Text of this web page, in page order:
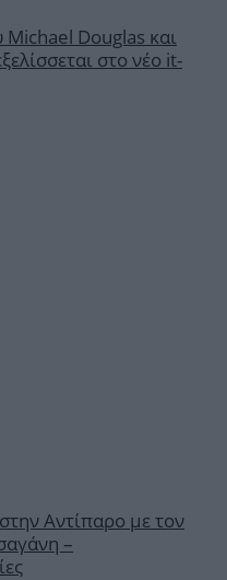
Douglas και
στο νέο it-
Αντίπαρο με τον
–